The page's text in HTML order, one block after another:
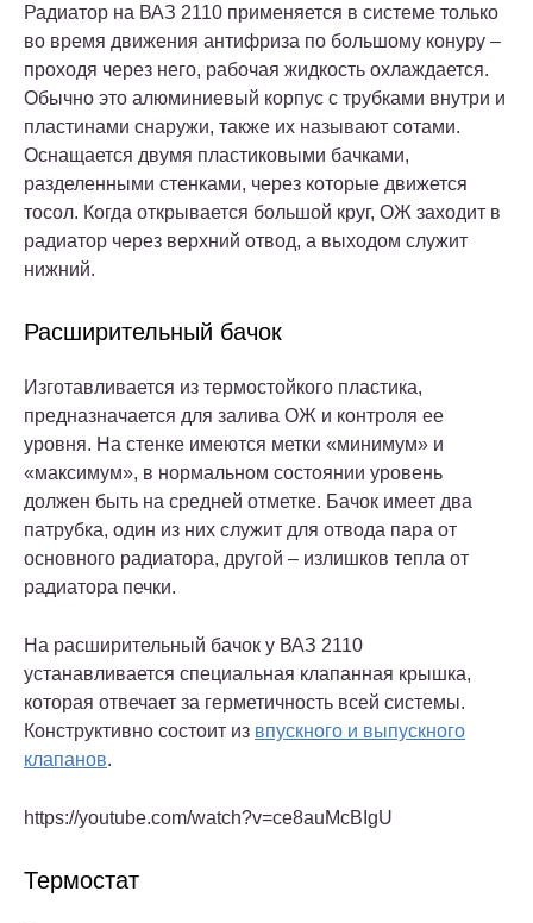
Радиатор на ВАЗ 2110 применяется в системе только
во время движения антифриза по большому конуру –
проходя через него, рабочая жидкость охлаждается.
Обычно это алюминиевый корпус с трубками внутри и
пластинами снаружи, также их называют сотами.
Оснащается двумя пластиковыми бачками,
разделенными стенками, через которые движется
тосол. Когда открывается большой круг, ОЖ заходит в
радиатор через верхний отвод, а выходом служит
нижний.
Расширительный бачок
Изготавливается из термостойкого пластика,
предназначается для залива ОЖ и контроля ее
уровня. На стенке имеются метки «минимум» и
«максимум», в нормальном состоянии уровень
должен быть на средней отметке. Бачок имеет два
патрубка, один из них служит для отвода пара от
основного радиатора, другой – излишков тепла от
радиатора печки.
На расширительный бачок у ВАЗ 2110
устанавливается специальная клапанная крышка,
которая отвечает за герметичность всей системы.
Конструктивно состоит из впускного и выпускного
клапанов.
https://youtube.com/watch?v=ce8auMcBIgU
Термостат